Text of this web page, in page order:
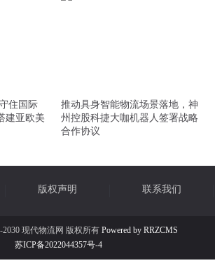
住国际
建亚欧美
推动具身智能物流场景落地，神
州控股科捷大咖机器人签署战略
合作协议
版权声明 联系我们
2030 现代物流网 版权所有Powered by RRZCMS
苏ICP备2022044357号-4